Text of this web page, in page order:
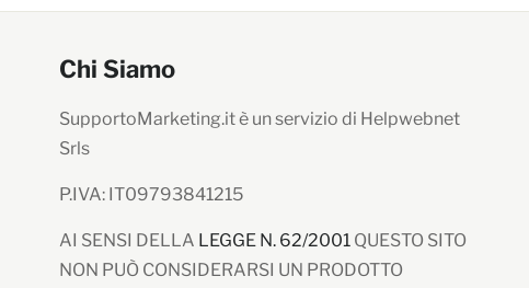
Chi Siamo
SupportoMarketing.it è un servizio di Helpwebnet
Srls
P.IVA: IT09793841215
AI SENSI DELLA LEGGE N. 62/2001QUESTO SITO
NON PUÒ CONSIDERARSI UN PRODOTTO